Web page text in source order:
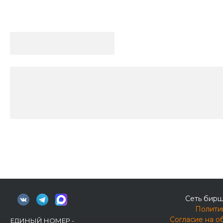
ЕДИНЫЙ НОМЕР -
Сеть
Согласие на